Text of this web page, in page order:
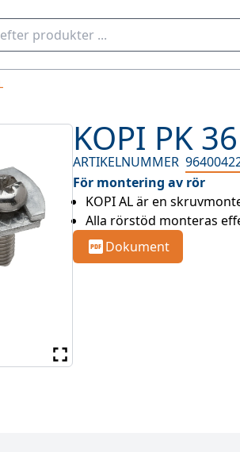
KOPI PK
ARTIKELNUMMER
För montering av rör
KOPI AL är en
Alla rörstöd monteras
Dokument